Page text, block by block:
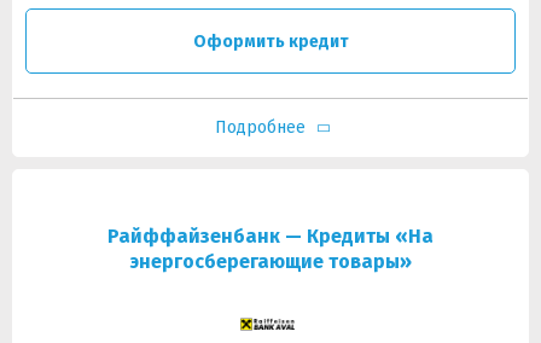
Оформить кредит
Подробнее
Райффайзенбанк — Кредиты «На
энергосберегающие товары»